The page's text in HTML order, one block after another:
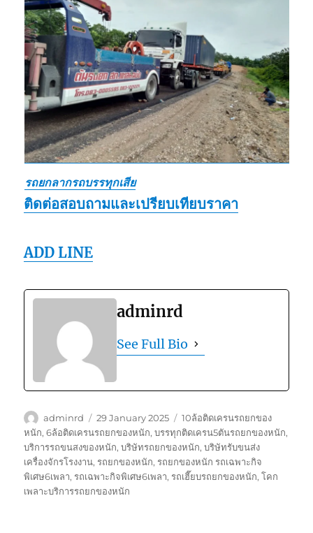
รถยกลากรถบรรทุกเสีย
ติดต่อสอบถามและเปรียบเทียบราคา
ADD LINE
adminrd
See Full Bio
Author
adminrd
Posted
on
29 January 2025 Tags
10ล้อติดเครนรถยกของ
หนัก,6ล้อติดเครนรถยกของหนัก,บรรทุกติดเครน5ตันรถยกของหนัก,
บริการรถขนสงของหนัก,บริษัทรถยกของหนัก,บริษัทรับขนส่ง
เครื่องจักรโรงงาน,รถยกของหนัก,รถยกของหนัก รถเฉพาะกิจ
พิเศษ6เพลา,รถเฉพาะกิจพิเศษ6เพลา,รถเฮี๊ยบรถยกของหนัก,โคก
เพลาะบริการรถยกของหนัก